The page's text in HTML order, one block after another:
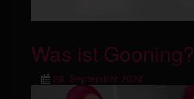
Was ist Gooning?
26. September 2024